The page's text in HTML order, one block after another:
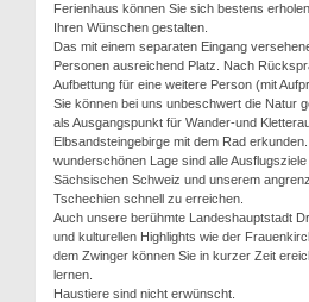
Ferienhaus können Sie sich bestens
Ihren Wünschen gestalten.
Das mit einem separaten Eingang
Personen ausreichend Platz. Nach
Aufbettung für eine weitere Person (mit
Sie können bei uns unbeschwert die Natur
als Ausgangspunkt für Wander-und
Elbsandsteingebirge mit dem Rad
wunderschönen Lage sind alle
Sächsischen Schweiz und unserem
Tschechien schnell zu erreichen.
Auch unsere berühmte Landeshauptstadt
und kulturellen Highlights wie der
dem Zwinger können Sie in kurzer Zeit
lernen.
Haustiere sind nicht erwünscht.